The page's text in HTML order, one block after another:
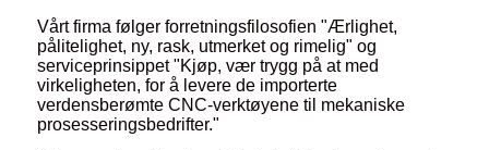
Vårt firma følger forretningsfilosofien "Ærlighet,
pålitelighet, ny, rask, utmerket og rimelig" og
serviceprinsippet "Kjøp, vær trygg på at med
virkeligheten, for å levere de importerte
verdensberømte CNC-verktøyene til mekaniske
prosesseringsbedrifter."